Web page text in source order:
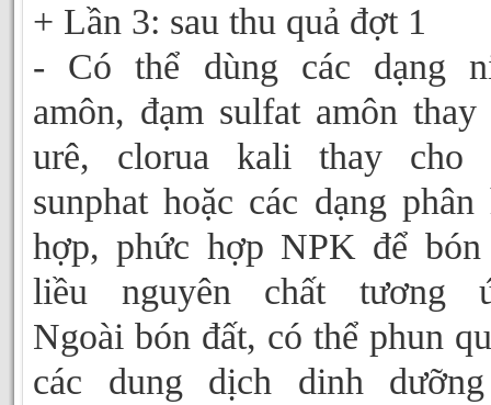
+ Lần 3: sau thu quả đợt 1
- Có thể dùng các dạng
amôn, đạm sulfat amôn thay
urê, clorua kali thay cho
sunphat hoặc các dạng phân
hợp, phức hợp NPK để
liều nguyên chất tương
Ngoài bón đất, có thể phun
các dung dịch dinh